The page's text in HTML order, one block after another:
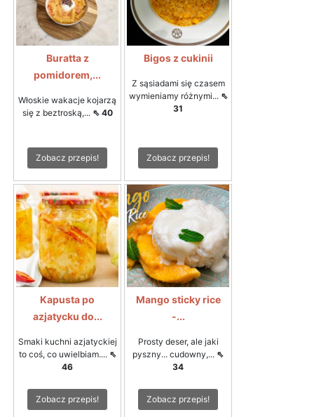
Buratta z
pomidorem,...
Włoskie wakacje kojarzą
się z beztroską,... ⇖ 40
Zobacz przepis!
Bigos z cukinii
Z sąsiadami się czasem
wymieniamy różnymi... ⇖
31
Zobacz przepis!
Kapusta po
azjatycku do...
Smaki kuchni azjatyckiej
to coś, co uwielbiam.... ⇖
46
Zobacz przepis!
Mango sticky rice
-...
Prosty deser, ale jaki
pyszny... cudowny,... ⇖
34
Zobacz przepis!